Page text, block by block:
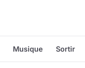
Musique Sortir